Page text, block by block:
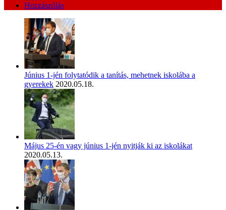
Hozzászólás
Június 1-jén folytatódik a tanítás, mehetnek iskolába a
gyerekek 2020.05.18.
Május 25-én vagy június 1-jén nyitják ki az iskolákat
2020.05.13.